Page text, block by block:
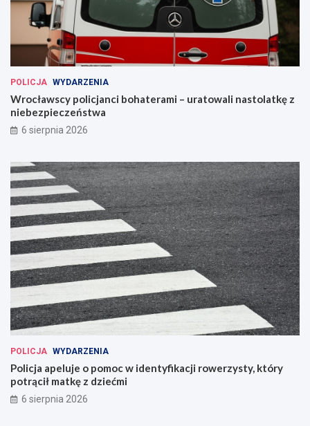
POLICJA WYDARZENIA
Wrocławscy policjanci bohaterami – uratowali nastolatkę z
niebezpieczeństwa
6 sierpnia 2026
POLICJA WYDARZENIA
Policja apeluje o pomoc w identyfikacji rowerzysty, który
potrącił matkę z dziećmi
6 sierpnia 2026